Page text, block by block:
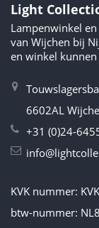
Light
Lampenwinkel
van Wijchen bij
en winkel
6602AL
+31 (0)24-
KVK nummer:
btw-nummer: